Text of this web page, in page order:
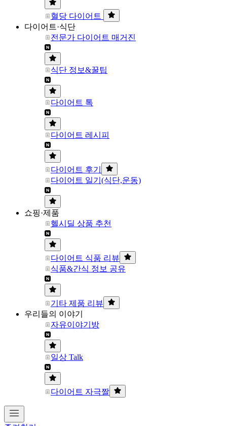
혈당 다이어트
다이어트·식단
전문가 다이어트 매거진
식단 정보&꿀팁
다이어트 톡
다이어트 레시피
다이어트 후기
다이어트 일기(식단,운동)
쇼핑·제품
헬시딜 상품 추천
다이어트 식품 리뷰
식품&간식 정보 공유
기타 제품 리뷰
우리들의 이야기
자유이야기방
일상 Talk
다이어트 자극짤